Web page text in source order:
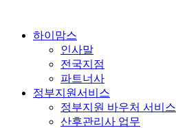
하이맘스
인사말
전국지점
파트너사
정부지원서비스
정부지원 바우처 서비스
산후관리사 업무